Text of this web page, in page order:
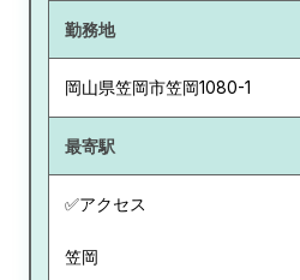
勤務地
岡山県笠岡市笠岡1080-1
最寄駅
✅アクセス
笠岡